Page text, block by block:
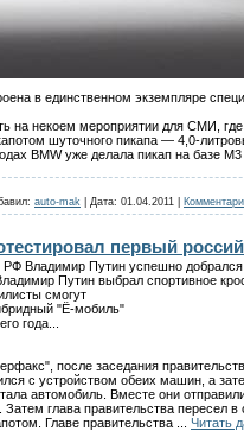
в единственном экземпляре
на некоем мероприятии для СМИ,
шуточного пикапа — 4,0-
BMW уже делала пикап на базе M3
auto-mak Дата: 01.04.2011
первый
Владимир Путин успешно добрался
Путин выбрал спортивное
смогут
"Ё-мобиль"
года...
после заседания
с устройством обеих машин, а
автомобиль. Вместе они
Затем глава правительства пересел
Главе правительства
Читать